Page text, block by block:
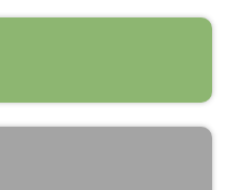
en mail med et måleskema, så
via den turkise messenger